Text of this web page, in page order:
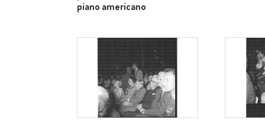
piano americano